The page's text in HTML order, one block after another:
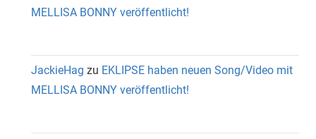
MELLISA BONNY veröffentlicht!
JackieHag zu EKLIPSE haben neuen Song/Video mit
MELLISA BONNY veröffentlicht!